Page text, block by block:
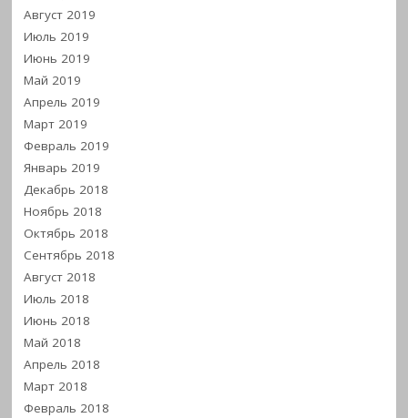
Август 2019
Июль 2019
Июнь 2019
Май 2019
Апрель 2019
Март 2019
Февраль 2019
Январь 2019
Декабрь 2018
Ноябрь 2018
Октябрь 2018
Сентябрь 2018
Август 2018
Июль 2018
Июнь 2018
Май 2018
Апрель 2018
Март 2018
Февраль 2018